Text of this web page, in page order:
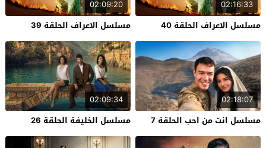
02:16:33
مسلسل الاعراف الحلقة 40
02:09:20
مسلسل الاعراف الحلقة 39
02:18:07
مسلسل انت من احب الحلقة 7
02:09:34
مسلسل الخليفة الحلقة 26